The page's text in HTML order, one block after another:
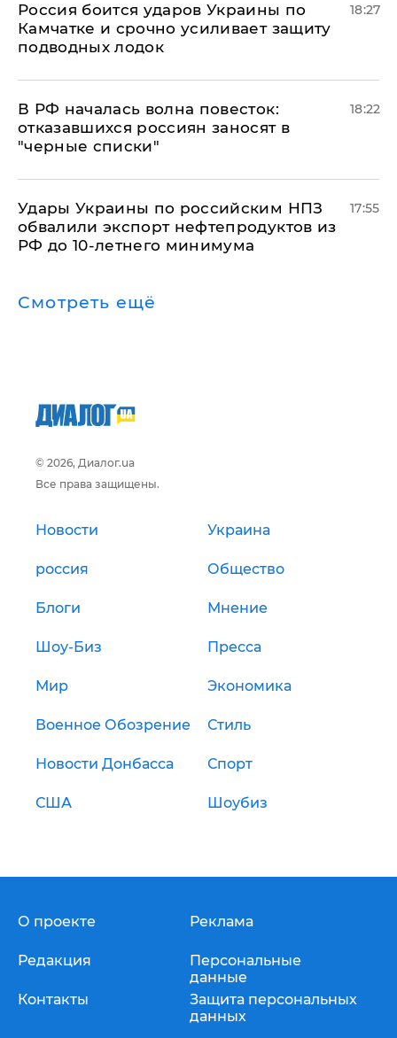
Россия боится ударов Украины по
Камчатке и срочно усиливает защиту
подводных лодок
18:27
​В РФ началась волна повесток:
отказавшихся россиян заносят в
"черные списки"
18:22
Удары Украины по российским НПЗ
обвалили экспорт нефтепродуктов из
РФ до 10-летнего минимума
17:55
Смотреть ещё
© 2026, Диалог.ua
Все права защищены.
Новости Украина
россия Общество
Блоги Мнение
Шоу-Биз Пресса
Мир Экономика
Военное Обозрение Стиль
Новости Донбасса Спорт
США Шоубиз
О проекте
Редакция
Контакты
Реклама
Персональные
данные
Защита персональных
данных